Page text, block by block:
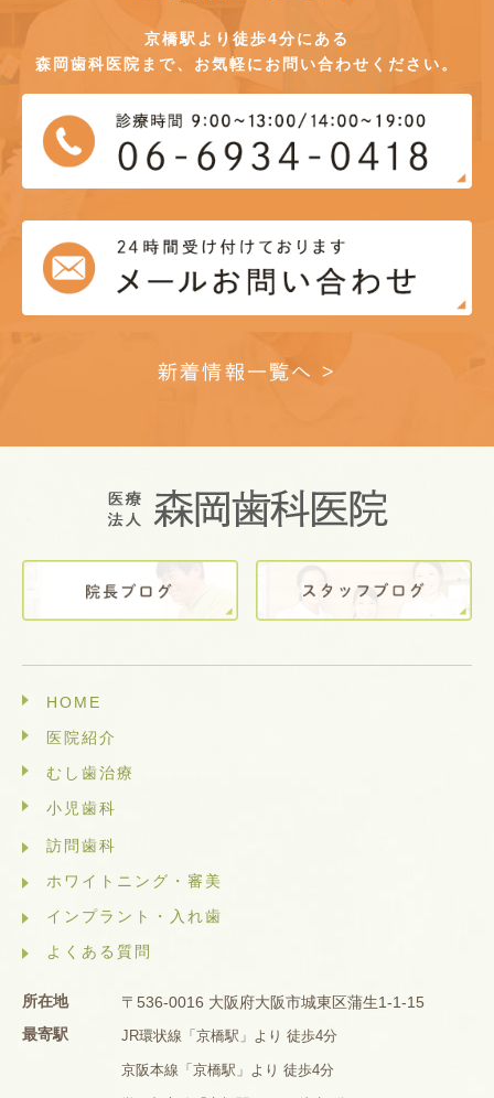
京橋駅より徒歩4分にある
森岡歯科医院まで、お気軽にお問い合わせください。
新着情報一覧へ >
HOME
医院紹介
むし歯治療
小児歯科
訪問歯科
ホワイトニング・審美
インプラント・入れ歯
よくある質問
所在地
〒536-0016 大阪府大阪市城東区蒲生1-1-15
最寄駅
JR環状線「京橋駅」より 徒歩4分
京阪本線「京橋駅」より 徒歩4分